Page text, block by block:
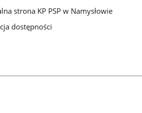
strona KP PSP w Namysłowie
dostępności